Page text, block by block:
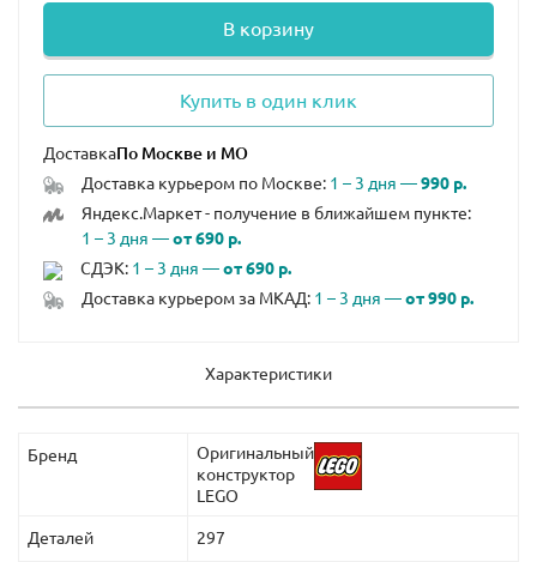
В корзину
Купить в один клик
Доставка
Доставка курьером по Москве: 1 – 3 дня —990 р.
Яндекс.Маркет - получение в ближайшем пункте:
1 – 3 дня —от 690 р.
СДЭК: 1 – 3 дня —от 690 р.
Доставка курьером за МКАД: 1 – 3 дня —от 990 р.
Характеристики
Бренд
Оригинальный
конструктор
LEGO
Деталей 297